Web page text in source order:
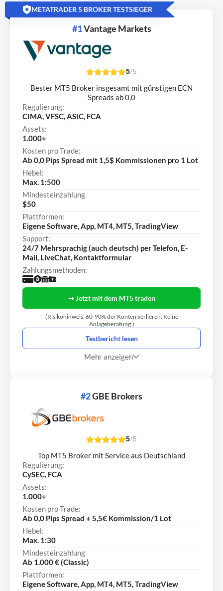
METATRADER 5 BROKER TESTSIEGER
#1Vantage Markets
5/5
Bester MT5 Broker insgesamt mit günstigen ECN
Spreads ab 0,0
Regulierung:
CIMA, VFSC, ASIC, FCA
Assets:
1.000+
Kosten pro Trade:
Ab 0,0 Pips Spread mit 1,5$ Kommissionen pro 1 Lot
Hebel:
Max. 1:500
Mindesteinzahlung
$50
Plattformen:
Eigene Software, App, MT4, MT5, TradingView
Support:
24/7 Mehrsprachig (auch deutsch) per Telefon, E-
Mail, LiveChat, Kontaktformular
Zahlungsmethoden:
➞ Jetzt mit dem MT5 traden
(Risikohinweis: 60-90% der Konten verlieren. Keine
Anlageberatung.)
Testbericht lesen
Mehr anzeigen
#2GBE Brokers
5/5
Top MT5 Broker mit Service aus Deutschland
Regulierung:
CySEC, FCA
Assets:
1.000+
Kosten pro Trade:
Ab 0,0 Pips Spread + 5,5€ Kommission/1 Lot
Hebel:
Max. 1:30
Mindesteinzahlung
Ab 1.000 € (Classic)
Plattformen:
Eigene Software, App, MT4, MT5, TradingView